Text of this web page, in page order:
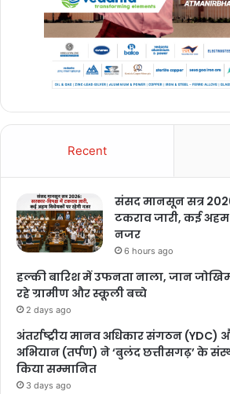
Recent
संसद मानसून सत्र
टकराव जारी, कई
नजर
6 hours ago
हल्की बारिश में उफनता नाला, जान
रहे ग्रामीण और स्कूली बच्चे
2 days ago
अंतर्राष्ट्रीय मानव अधिकार संगठन (YDC)
अभियान (तर्पण) ने ‘बुलंद छत्तीसगढ़’ के
किया सम्मानित
3 days ago